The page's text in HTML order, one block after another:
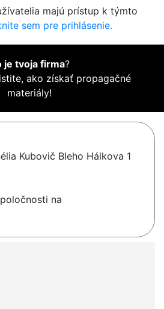
majú prístup k týmto
sem pre prihlásenie.
je tvoja firma?
ako získať propagačné
materiály!
Kubovič Bleho Hálkova 1
na